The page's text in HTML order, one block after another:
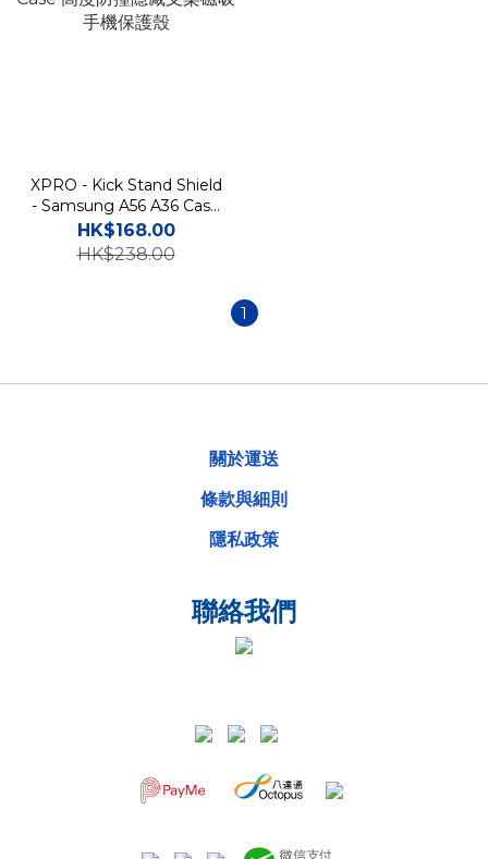
XPRO - Kick Stand Shield
- Samsung A56 A36 Case
高度防撞隱藏支架磁吸手機
保護殼
HK$168.00
HK$238.00
1
關於運送
條款與細則
隱私政策
聯絡我們